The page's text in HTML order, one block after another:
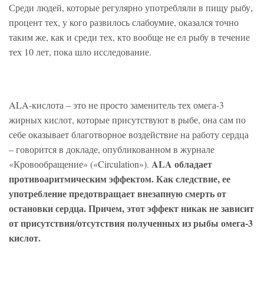
Среди людей, которые регулярно употребляли в пищу рыбу,
процент тех, у кого развилось слабоумие, оказался точно
таким же, как и среди тех, кто вообще не ел рыбу в течение
тех 10 лет, пока шло исследование.
ALA-кислота – это не просто заменитель тех омега-3
жирных кислот, которые присутствуют в рыбе, она сам по
себе оказывает благотворное воздействие на работу сердца
– говорится в докладе, опубликованном в журнале
«Кровообращение» («Circulation»). ALA обладает
противоаритмическим эффектом. Как следствие, ее
употребление предотвращает внезапную смерть от
остановки сердца. Причем, этот эффект никак не зависит
от присутствия/отсутствия полученных из рыбы омега-3
кислот.